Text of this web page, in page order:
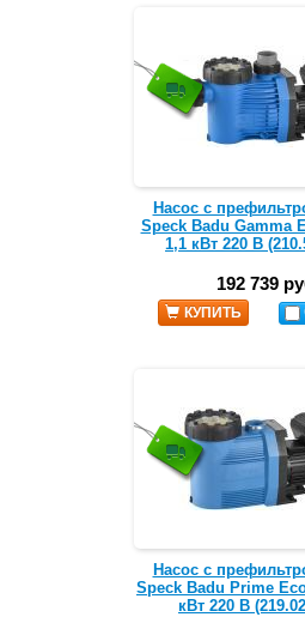
Насос с
Speck Badu Gamma
1,1 кВт 220 В
192 739
КУПИТЬ
Насос с
Speck Badu Prime
кВт 220 В